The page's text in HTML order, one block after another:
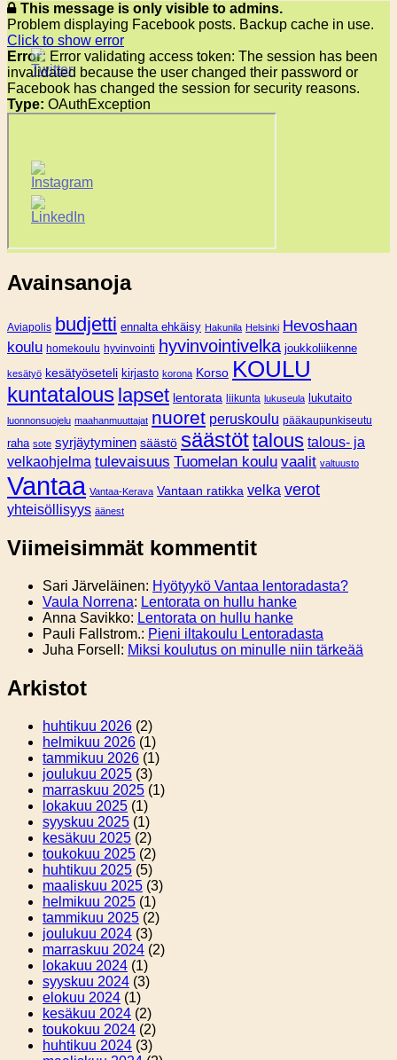
This message is only visible to admins.
Problem displaying Facebook posts. Backup cache in use.
Click to show error
Error: Error validating access token: The session has been
invalidated because the user changed their password or
Facebook has changed the session for security reasons.
Type: OAuthException
Avainsanoja
Aviapolis budjetti ennalta ehkäisy Hakunila Helsinki Hevoshaan
koulu homekoulu hyvinvointi hyvinvointivelka joukkoliikenne
kesätyö kesätyöseteli kirjasto korona Korso KOULU
kuntatalous lapset lentorata liikunta lukuseula lukutaito
luonnonsuojelu maahanmuuttajat nuoret peruskoulu pääkaupunkiseutu
raha sote syrjäytyminen säästö säästöttalous talous- ja
velkaohjelma tulevaisuus Tuomelan koulu vaalit valtuusto
Vantaa Vantaa-Kerava Vantaan ratikka velka verot
yhteisöllisyys äänest
Viimeisimmät kommentit
Sari Järveläinen: Hyötyykö Vantaa lentoradasta?
Vaula Norrena: Lentorata on hullu hanke
Anna Savikko: Lentorata on hullu hanke
Pauli Fallstrom.: Pieni iltakoulu Lentoradasta
Juha Forsell : Miksi koulutus on minulle niin tärkeää
Arkistot
huhtikuu 2026 (2)
helmikuu 2026 (1)
tammikuu 2026 (1)
joulukuu 2025 (3)
marraskuu 2025 (1)
lokakuu 2025 (1)
syyskuu 2025 (1)
kesäkuu 2025 (2)
toukokuu 2025 (2)
huhtikuu 2025 (5)
maaliskuu 2025 (3)
helmikuu 2025 (1)
tammikuu 2025 (2)
joulukuu 2024 (3)
marraskuu 2024 (2)
lokakuu 2024 (1)
syyskuu 2024 (3)
elokuu 2024 (1)
kesäkuu 2024 (2)
toukokuu 2024 (2)
huhtikuu 2024 (3)